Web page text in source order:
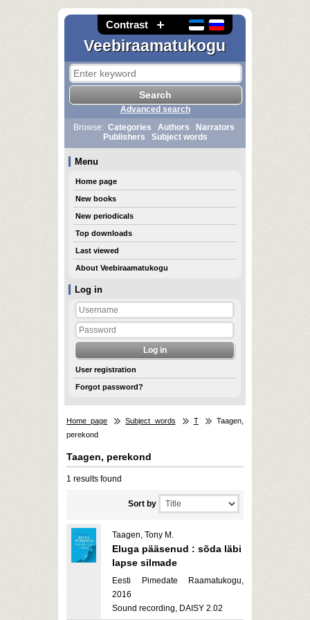
Contrast
Veebiraamatukogu
Log in
User registration
Forgot password?
Advanced search
Browse: Categories Authors
Narrators
Publishers
Subject words
Menu
Home page
New books
New periodicals
Top downloads
Last viewed
About Veebiraamatukogu
Home page Subject words T
Taagen,
perekond
Taagen, perekond
1 results found
Sort by
Taagen, Tony M.
Eluga pääsenud : sõda läbi
lapse silmade
Eesti Pimedate Raamatukogu,
2016
Sound recording, DAISY 2.02